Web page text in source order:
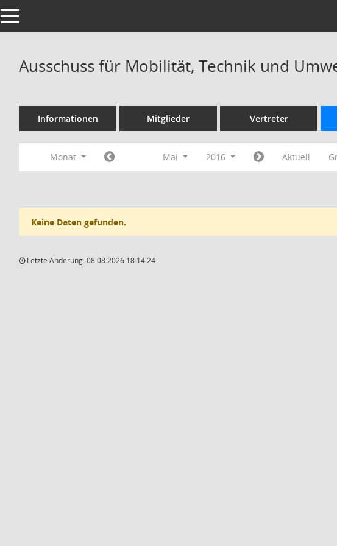
Toggle navigation
Ausschuss für Mobilität, Technik und
Informationen Mitglieder Vertreter
Monat Mai 2016 Aktuell
Keine Daten gefunden.
Letzte Änderung: 08.08.2026 18:14:24